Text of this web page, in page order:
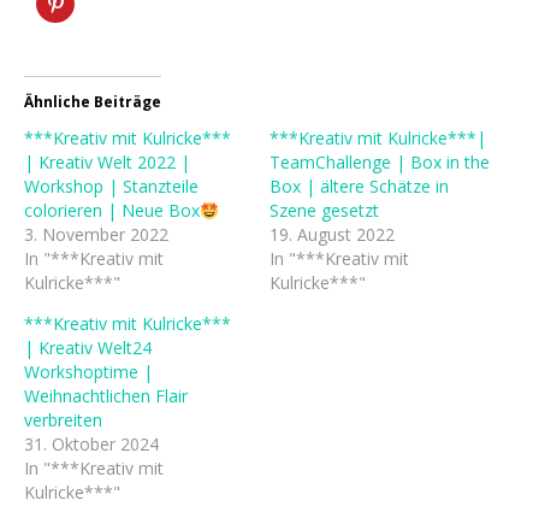
Ähnliche Beiträge
***Kreativ mit Kulricke***
| Kreativ Welt 2022 |
Workshop | Stanzteile
colorieren | Neue Box
3. November 2022
In "***Kreativ mit
Kulricke***"
***Kreativ mit Kulricke***|
TeamChallenge | Box in the
Box | ältere Schätze in
Szene gesetzt
19. August 2022
In "***Kreativ mit
Kulricke***"
***Kreativ mit Kulricke***
| Kreativ Welt24
Workshoptime |
Weihnachtlichen Flair
verbreiten
31. Oktober 2024
In "***Kreativ mit
Kulricke***"